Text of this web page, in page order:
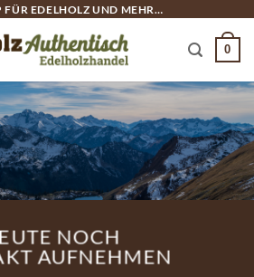
FÜR EDELHOLZ UND MEHR…
0
NOCH
AUFNEHMEN